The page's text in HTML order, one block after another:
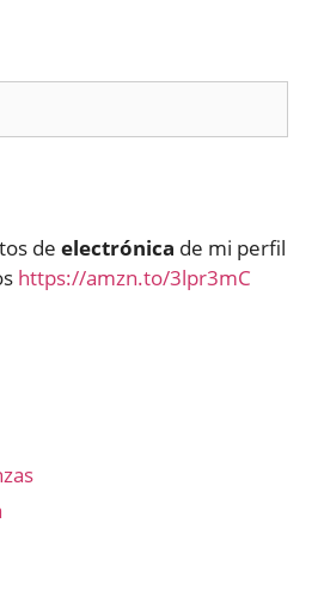
de electrónica de mi perfil
https://amzn.to/3lpr3mC